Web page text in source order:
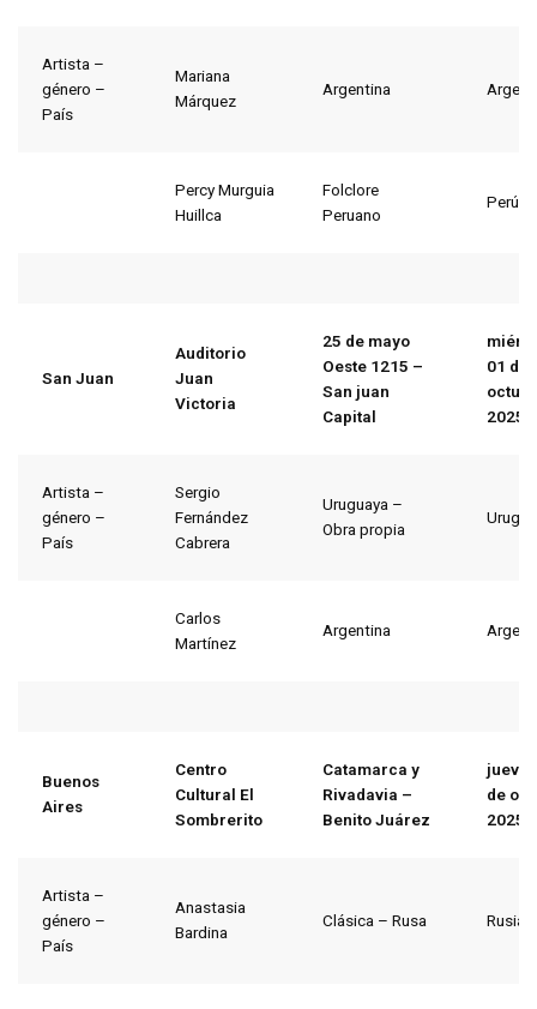
Artista –
género –
País
Mariana
Márquez
Argentina
Percy Murguia
Huillca
Folclore
Peruano
Perú
San Juan
Auditorio
Juan
Victoria
25 de mayo
Oeste 1215 –
San juan
Capital
01 de
2025
Artista –
género –
País
Sergio
Fernández
Cabrera
Uruguaya –
Obra propia
Carlos
Martínez
Argentina
Buenos
Aires
Centro
Cultural El
Sombrerito
Catamarca y
Rivadavia –
Benito Juárez
de
2025
Artista –
género –
País
Anastasia
Bardina
Clásica – Rusa Rusia